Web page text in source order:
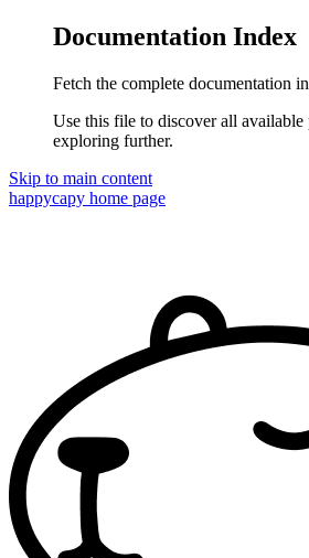
Documentation Index
Fetch the complete documentation
Use this file to discover all available
exploring further.
Skip to main content
happycapy home page